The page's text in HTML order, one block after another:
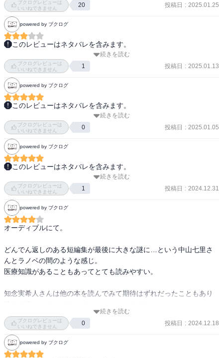
かなりのシリーズ物なので、少しずつ楽しんで読んでみたいと思い
ブクログレビューは
いいねできません
20 投稿日 : 2025.01.25
powered by ブクログ
このレビューはネタバレを含みます。
キャラが立っている医師とやれやれ系男性医師の話。
ミステリーかと思ったけど1度ぐらいは聞いたことある病気や軽めの
トリックが多く、仕事展開的にそうはならないだろ…という展開が
多く、ちょっと肩透かし感がある。
構成や話の進め方は良かったので、中学生とかが医療に興味見聞を
もつためには良い題材かも
続きを読む
ブクログレビューは
いいねできません
1 投稿日 : 2025.01.13
powered by ブクログ
このレビューはネタバレを含みます。
ずっと読みたいと思ってて、期待通りの面白さで満足。
特に「不可視の胎児」と「オーダーメイドの毒薬」は意外な結末で
驚いた。
代理ミュンヒハウゼン症候群なんて病気初めて知った。
面白いし勉強にもなるしスラスラ読めるし良い本に巡り会えた。
後半は特に小鳥遊先生がうまいことワトソンしてていいコンビだな
ぁと感じた。
シリーズ物らしいので全部読みたいと思います！
続きを読む
ブクログレビューは
いいねできません
0 投稿日 : 2025.01.05
powered by ブクログ
このレビューはネタバレを含みます。
いつもは謎をスラスラ解いていく鷹央先生なのに今回はなかなか解
けなくて時間が迫ってきてる状況と、統括診断部が鷹央先生1人にな
って、小鳥遊先生がクビになってしまうかもしれないという危機に
ドキドキした！
でもやっぱり天才の鷹央先生だから謎を解けて超スッキリ！そして
統括診断部も今まで通りやってけることになってほっこり！
続きを読む
ブクログレビューは
いいねできません
1 投稿日 : 2024.12.31
powered by ブクログ
オーディブルにて。
どんでん返しのある短編集が最後に大きな謎に…という中山七里さ
んとラノベの間のような感じ。
医療知識があることもあってとても読みやすい。
知念実希人さんは他の本を読んでみて期待はずれだったこともあり
続きを読む
ブクログレビューは
いいねできません
0 投稿日 : 2024.12.18
powered by ブクログ